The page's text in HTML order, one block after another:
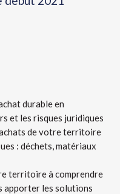
durable en
et les risques juridiques
de votre territoire
: déchets, matériaux
territoire à comprendre
apporter les solutions